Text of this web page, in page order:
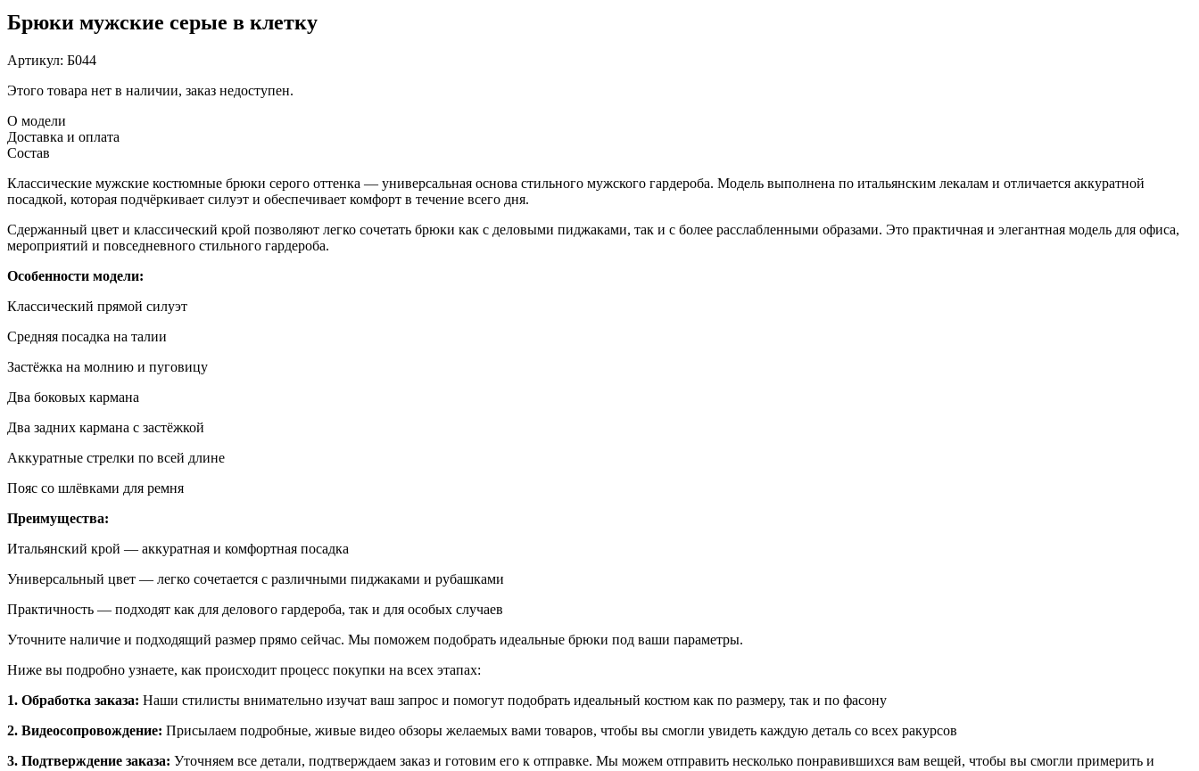
Брюки мужские серые в клетку
Артикул: Б044
Этого товара нет в наличии, заказ недоступен.
О модели
Доставка и оплата
Состав
Классические мужские костюмные брюки серого оттенка — универсальная основа стильного мужского гардероба. Модель выполнена по итальянским лекалам и отличается аккуратной
посадкой, которая подчёркивает силуэт и обеспечивает комфорт в течение всего дня.
Сдержанный цвет и классический крой позволяют легко сочетать брюки как с деловыми пиджаками, так и с более расслабленными образами. Это практичная и элегантная модель для офиса,
мероприятий и повседневного стильного гардероба.
Особенности модели:
Классический прямой силуэт
Средняя посадка на талии
Застёжка на молнию и пуговицу
Два боковых кармана
Два задних кармана с застёжкой
Аккуратные стрелки по всей длине
Пояс со шлёвками для ремня
Преимущества:
Итальянский крой — аккуратная и комфортная посадка
Универсальный цвет — легко сочетается с различными пиджаками и рубашками
Практичность — подходят как для делового гардероба, так и для особых случаев
Уточните наличие и подходящий размер прямо сейчас. Мы поможем подобрать идеальные брюки под ваши параметры.
Ниже вы подробно узнаете, как происходит процесс покупки на всех этапах:
1. Обработка заказа: Наши стилисты внимательно изучат ваш запрос и помогут подобрать идеальный костюм как по размеру, так и по фасону
2. Видеосопровождение: Присылаем подробные, живые видео обзоры желаемых вами товаров, чтобы вы смогли увидеть каждую деталь со всех ракурсов
3. Подтверждение заказа: Уточняем все детали, подтверждаем заказ и готовим его к отправке. Мы можем отправить несколько понравившихся вам вещей, чтобы вы смогли примерить и